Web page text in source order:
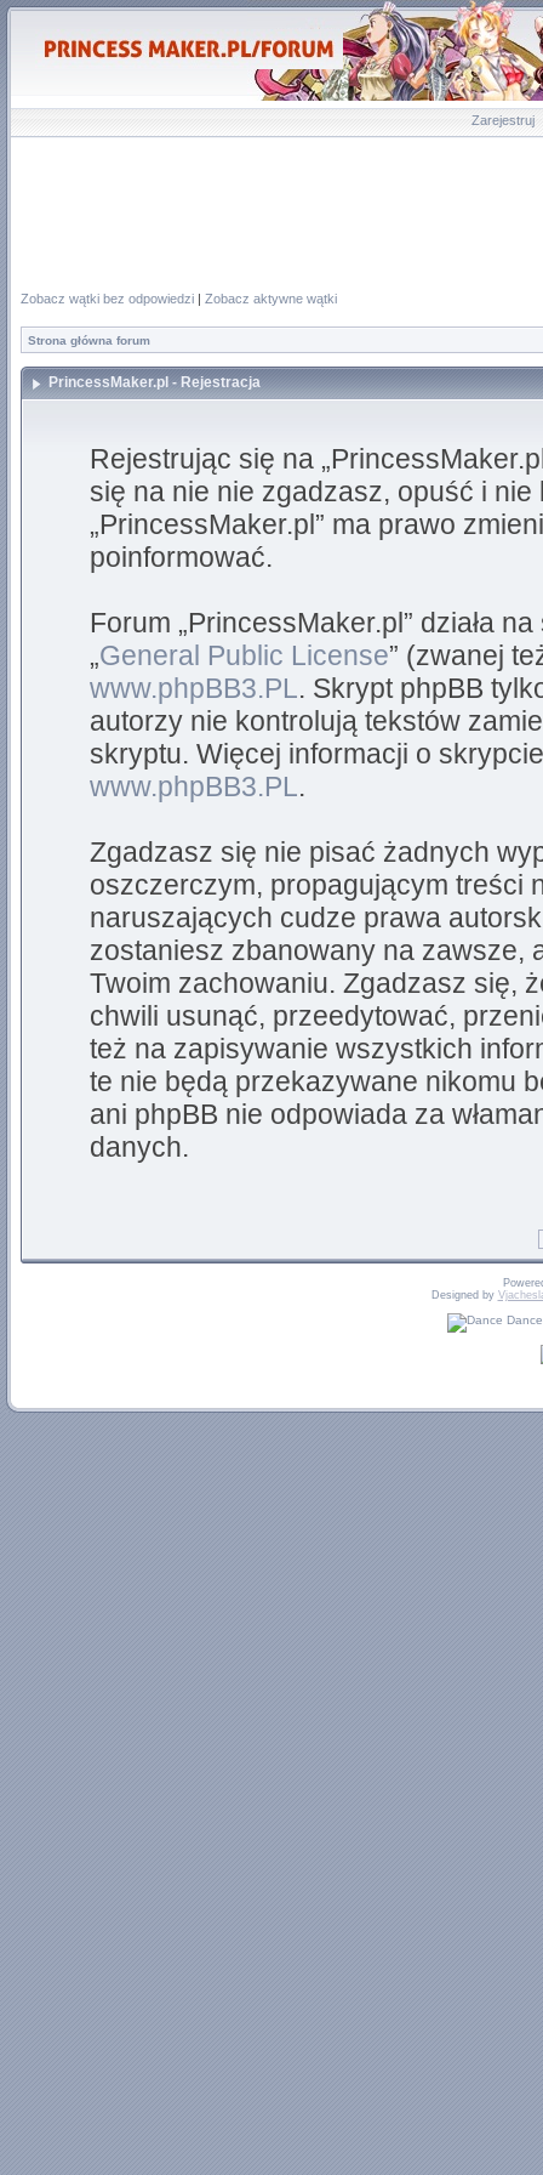
Zarejestruj
Zobacz wątki bez odpowiedzi | Zobacz aktywne wątki
Strona główna forum
PrincessMaker.pl - Rejestracja
Rejestrując się na
się na nie nie zgadzasz, opuść i nie
„PrincessMaker.pl” ma prawo
poinformować.
Forum „PrincessMaker.pl” działa
„General Public License” (zwanej
www.phpBB3.PL. Skrypt phpBB
autorzy nie kontrolują tekstów
skryptu. Więcej informacji o
www.phpBB3.PL.
Zgadzasz się nie pisać żadnych
oszczerczym, propagującym treści
naruszających cudze prawa
zostaniesz zbanowany na zawsze,
Twoim zachowaniu. Zgadzasz się,
chwili usunąć, przeedytować,
też na zapisywanie wszystkich
te nie będą przekazywane nikomu
ani phpBB nie odpowiada za
danych.
Designed by